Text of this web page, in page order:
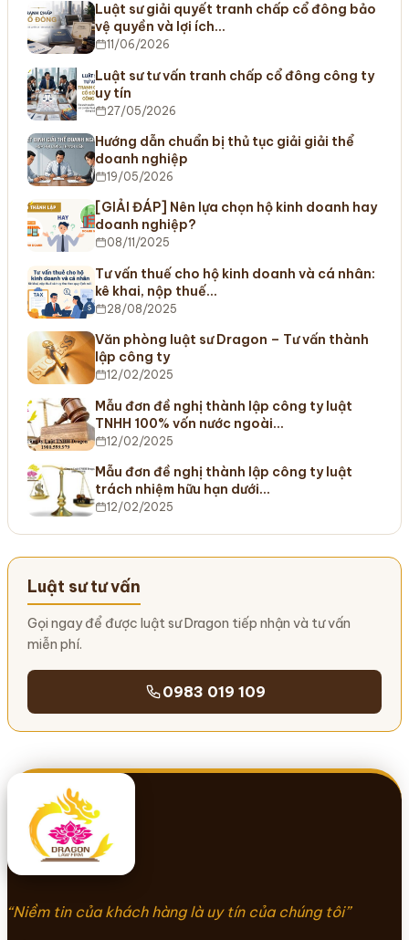
Luật sư giải quyết tranh chấp cổ đông bảo
vệ quyền và lợi ích…
11/06/2026
Luật sư tư vấn tranh chấp cổ đông công ty
uy tín
27/05/2026
Hướng dẫn chuẩn bị thủ tục giải giải thể
doanh nghiệp
19/05/2026
[GIẢI ĐÁP] Nên lựa chọn hộ kinh doanh hay
doanh nghiệp?
08/11/2025
Tư vấn thuế cho hộ kinh doanh và cá nhân:
kê khai, nộp thuế…
28/08/2025
Văn phòng luật sư Dragon – Tư vấn thành
lập công ty
12/02/2025
Mẫu đơn đề nghị thành lập công ty luật
TNHH 100% vốn nước ngoài…
12/02/2025
Mẫu đơn đề nghị thành lập công ty luật
trách nhiệm hữu hạn dưới…
12/02/2025
Luật sư tư vấn
Gọi ngay để được luật sư Dragon tiếp nhận và tư vấn
miễn phí.
0983 019 109
“Niềm tin của khách hàng là uy tín của chúng tôi”